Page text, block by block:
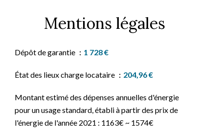
Mentions légales
Dépôt de garantie 1 728 €
État des lieux charge locataire 204,96 €
Montant estimé des dépenses annuelles d'énergie
pour un usage standard, établi à partir des prix de
l'énergie de l'année 2021 : 1163€ ~ 1574€